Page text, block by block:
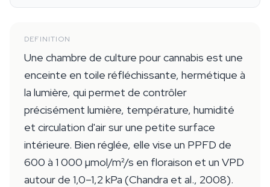
DEFINITION
Une chambre de culture pour cannabis est une
enceinte en toile réfléchissante, hermétique à
la lumière, qui permet de contrôler
précisément lumière, température, humidité
et circulation d'air sur une petite surface
intérieure. Bien réglée, elle vise un PPFD de
600 à 1 000 µmol/m²/s en floraison et un VPD
autour de 1,0–1,2 kPa (Chandra et al., 2008).